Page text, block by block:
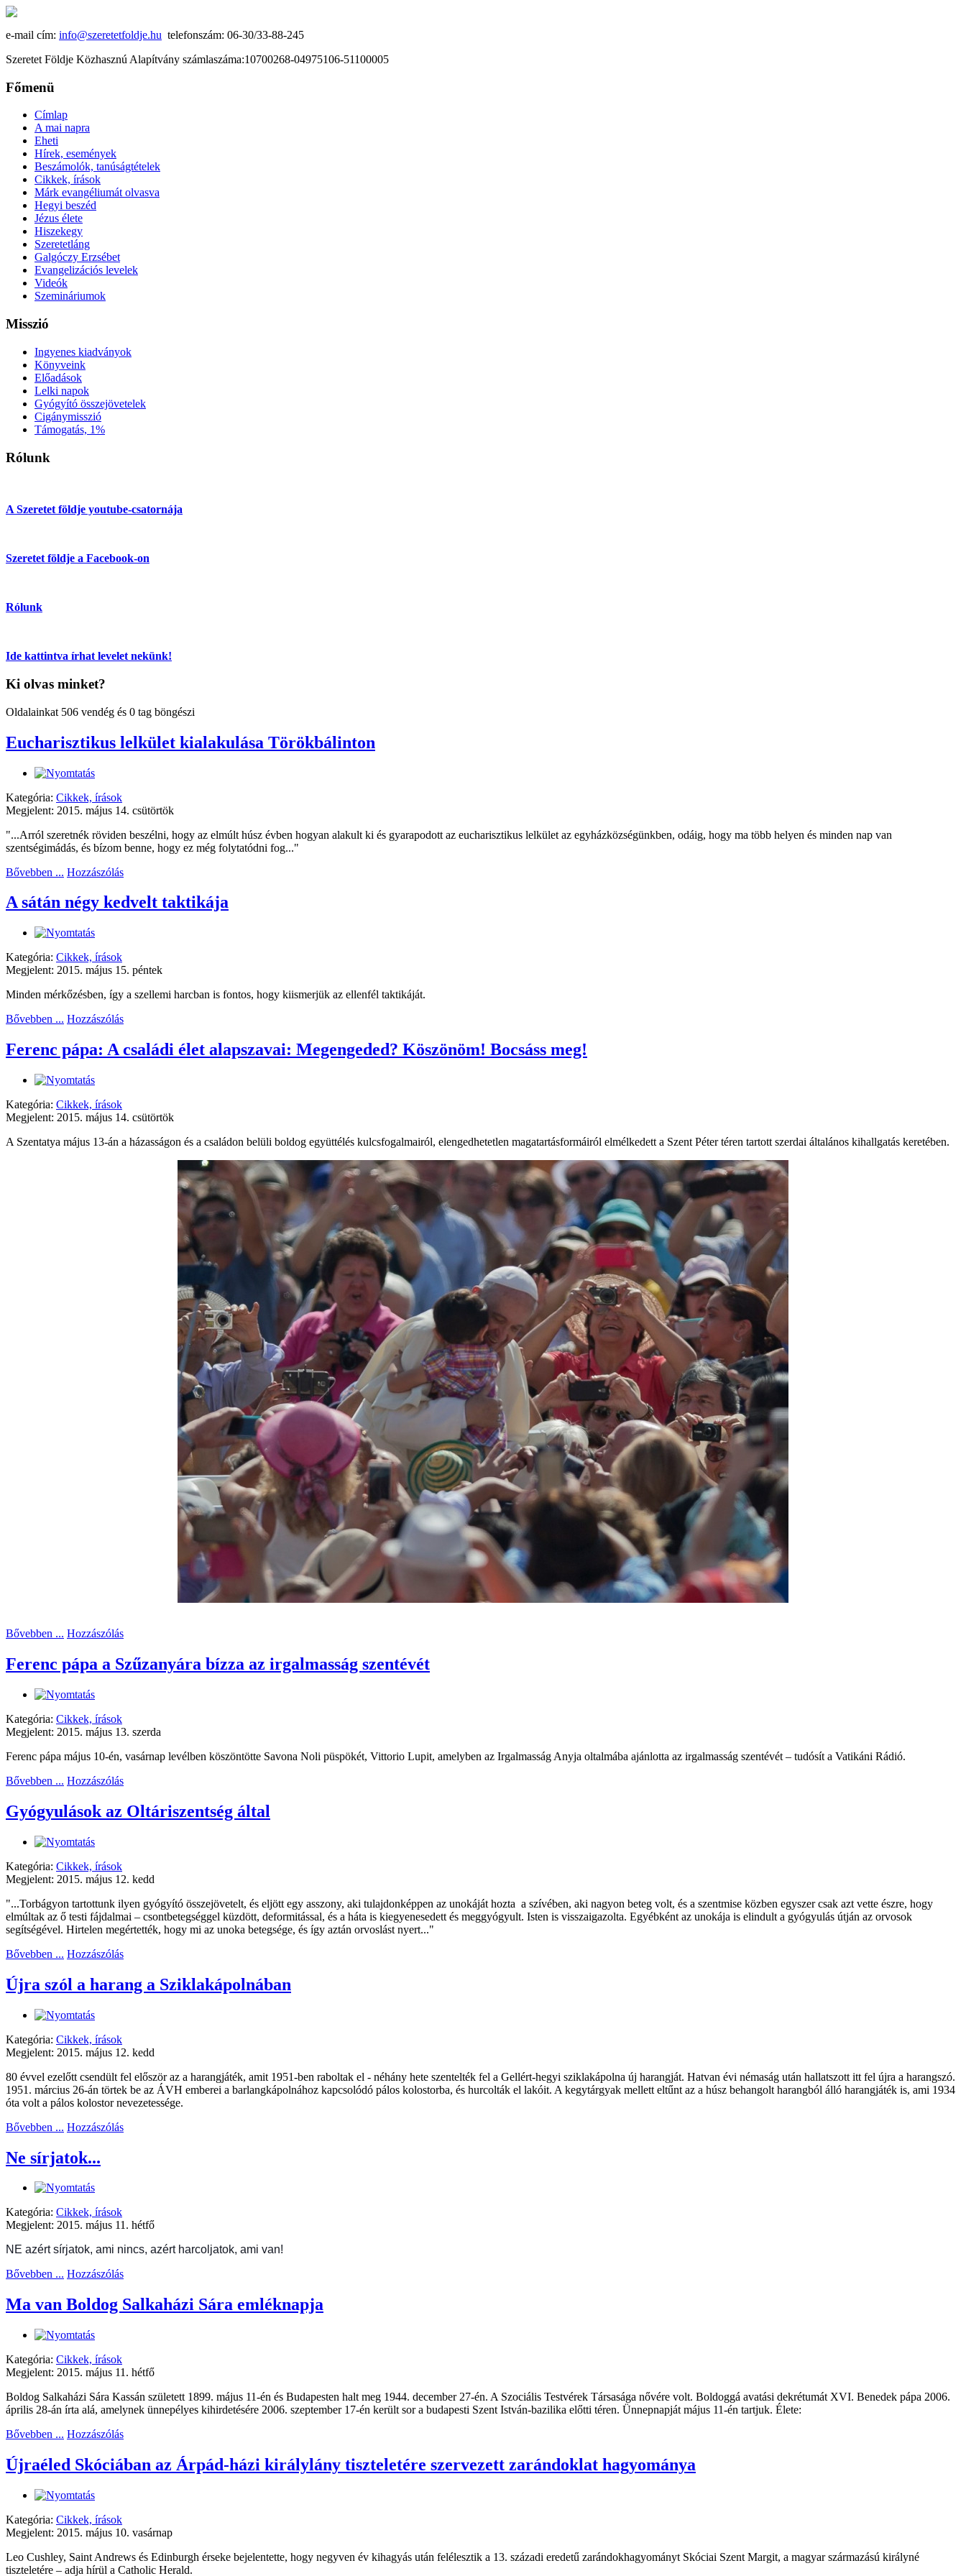
e-mail cím: info@szeretetfoldje.hu telefonszám: 06-30/33-88-245
Szeretet Földje Közhasznú Alapítvány számlaszáma:10700268-04975106-51100005
Főmenü
Címlap
A mai napra
Eheti
Hírek, események
Beszámolók, tanúságtételek
Cikkek, írások
Márk evangéliumát olvasva
Hegyi beszéd
Jézus élete
Hiszekegy
Szeretetláng
Galgóczy Erzsébet
Evangelizációs levelek
Videók
Szemináriumok
Misszió
Ingyenes kiadványok
Könyveink
Előadások
Lelki napok
Gyógyító összejövetelek
Cigánymisszió
Támogatás, 1%
Rólunk
A Szeretet földje youtube-csatornája
Szeretet földje a Facebook-on
Rólunk
Ide kattintva írhat levelet nekünk!
Ki olvas minket?
Oldalainkat 506 vendég és 0 tag böngészi
Eucharisztikus lelkület kialakulása Törökbálinton
Kategória: Cikkek, írások
Megjelent: 2015. május 14. csütörtök
"...Arról szeretnék röviden beszélni, hogy az elmúlt húsz évben hogyan alakult ki és gyarapodott az eucharisztikus lelkület az egyházközségünkben, odáig, hogy ma több helyen és minden nap van
szentségimádás, és bízom benne, hogy ez még folytatódni fog..."
Bővebben ... Hozzászólás
A sátán négy kedvelt taktikája
Kategória: Cikkek, írások
Megjelent: 2015. május 15. péntek
Minden mérkőzésben, így a szellemi harcban is fontos, hogy kiismerjük az ellenfél taktikáját.
Bővebben ... Hozzászólás
Ferenc pápa: A családi élet alapszavai: Megengeded? Köszönöm! Bocsáss meg!
Kategória: Cikkek, írások
Megjelent: 2015. május 14. csütörtök
A Szentatya május 13-án a házasságon és a családon belüli boldog együttélés kulcsfogalmairól, elengedhetetlen magatartásformáiról elmélkedett a Szent Péter téren tartott szerdai általános kihallgatás keretében.
Bővebben ... Hozzászólás
Ferenc pápa a Szűzanyára bízza az irgalmasság szentévét
Kategória: Cikkek, írások
Megjelent: 2015. május 13. szerda
Ferenc pápa május 10-én, vasárnap levélben köszöntötte Savona Noli püspökét, Vittorio Lupit, amelyben az Irgalmasság Anyja oltalmába ajánlotta az irgalmasság szentévét – tudósít a Vatikáni Rádió.
Bővebben ... Hozzászólás
Gyógyulások az Oltáriszentség által
Kategória: Cikkek, írások
Megjelent: 2015. május 12. kedd
"...Torbágyon tartottunk ilyen gyógyító összejövetelt, és eljött egy asszony, aki tulajdonképpen az unokáját hozta a szívében, aki nagyon beteg volt, és a szentmise közben egyszer csak azt vette észre, hogy
elmúltak az ő testi fájdalmai – csontbetegséggel küzdött, deformitással, és a háta is kiegyenesedett és meggyógyult. Isten is visszaigazolta. Egyébként az unokája is elindult a gyógyulás útján az orvosok
segítségével. Hirtelen megértették, hogy mi az unoka betegsége, és így aztán orvoslást nyert..."
Bővebben ... Hozzászólás
Újra szól a harang a Sziklakápolnában
Kategória: Cikkek, írások
Megjelent: 2015. május 12. kedd
80 évvel ezelőtt csendült fel először az a harangjáték, amit 1951-ben raboltak el - néhány hete szentelték fel a Gellért-hegyi sziklakápolna új harangját. Hatvan évi némaság után hallatszott itt fel újra a harangszó.
1951. március 26-án törtek be az ÁVH emberei a barlangkápolnához kapcsolódó pálos kolostorba, és hurcolták el lakóit. A kegytárgyak mellett eltűnt az a húsz behangolt harangból álló harangjáték is, ami 1934
óta volt a pálos kolostor nevezetessége.
Bővebben ... Hozzászólás
Ne sírjatok...
Kategória: Cikkek, írások
Megjelent: 2015. május 11. hétfő
NE azért sírjatok, ami nincs, azért harcoljatok, ami van!
Bővebben ... Hozzászólás
Ma van Boldog Salkaházi Sára emléknapja
Kategória: Cikkek, írások
Megjelent: 2015. május 11. hétfő
Boldog Salkaházi Sára Kassán született 1899. május 11-én és Budapesten halt meg 1944. december 27-én. A Szociális Testvérek Társasága nővére volt. Boldoggá avatási dekrétumát XVI. Benedek pápa 2006.
április 28-án írta alá, amelynek ünnepélyes kihirdetésére 2006. szeptember 17-én került sor a budapesti Szent István-bazilika előtti téren. Ünnepnapját május 11-én tartjuk. Élete:
Bővebben ... Hozzászólás
Újraéled Skóciában az Árpád-házi királylány tiszteletére szervezett zarándoklat hagyománya
Kategória: Cikkek, írások
Megjelent: 2015. május 10. vasárnap
Leo Cushley, Saint Andrews és Edinburgh érseke bejelentette, hogy negyven év kihagyás után felélesztik a 13. századi eredetű zarándokhagyományt Skóciai Szent Margit, a magyar származású királyné
tiszteletére – adja hírül a Catholic Herald.